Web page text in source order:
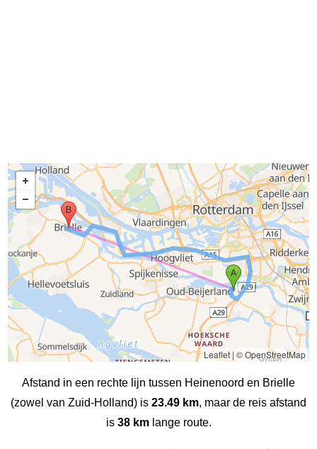
Leaflet| © OpenStreetMap
Afstand in een rechte lijn tussen Heinenoord en Brielle
(zowel van Zuid-Holland) is 23.49 km, maar de reis afstand
is 38 kmlange route.